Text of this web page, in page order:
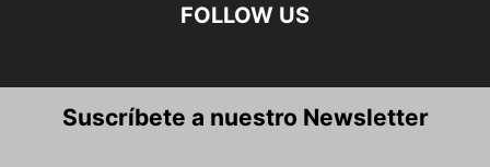
FOLLOW US
Suscríbete a nuestro Newsletter